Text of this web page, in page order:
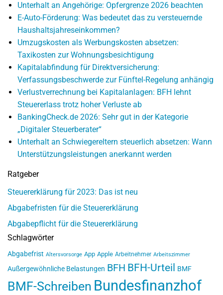
Unterhalt an Angehörige: Opfergrenze 2026 beachten
E-Auto-Förderung: Was bedeutet das zu versteuernde
Haushaltsjahreseinkommen?
Umzugskosten als Werbungskosten absetzen:
Taxikosten zur Wohnungsbesichtigung
Kapitalabfindung für Direktversicherung:
Verfassungsbeschwerde zur Fünftel-Regelung anhängig
Verlustverrechnung bei Kapitalanlagen: BFH lehnt
Steuererlass trotz hoher Verluste ab
BankingCheck.de 2026: Sehr gut in der Kategorie
„Digitaler Steuerberater“
Unterhalt an Schwiegereltern steuerlich absetzen: Wann
Unterstützungsleistungen anerkannt werden
Ratgeber
Steuererklärung für 2023: Das ist neu
Abgabefristen für die Steuererklärung
Abgabepflicht für die Steuererklärung
Schlagwörter
Abgabefrist Altersvorsorge App Apple Arbeitnehmer Arbeitszimmer
Außergewöhnliche Belastungen BFH BFH-Urteil BMF
BMF-Schreiben Bundesfinanzhof